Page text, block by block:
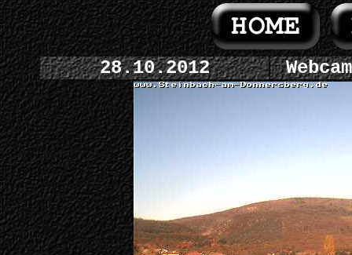
28.10.2012